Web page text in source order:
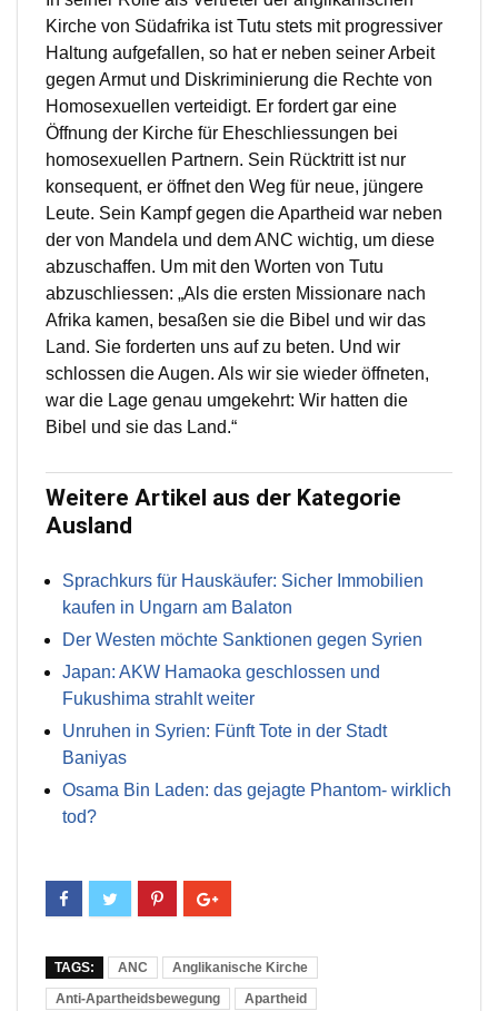
Kirche von Südafrika ist Tutu stets mit progressiver
Haltung aufgefallen, so hat er neben seiner Arbeit
gegen Armut und Diskriminierung die Rechte von
Homosexuellen verteidigt. Er fordert gar eine
Öffnung der Kirche für Eheschliessungen bei
homosexuellen Partnern. Sein Rücktritt ist nur
konsequent, er öffnet den Weg für neue, jüngere
Leute. Sein Kampf gegen die Apartheid war neben
der von Mandela und dem ANC wichtig, um diese
abzuschaffen. Um mit den Worten von Tutu
abzuschliessen: „Als die ersten Missionare nach
Afrika kamen, besaßen sie die Bibel und wir das
Land. Sie forderten uns auf zu beten. Und wir
schlossen die Augen. Als wir sie wieder öffneten,
war die Lage genau umgekehrt: Wir hatten die
Bibel und sie das Land.“
Weitere Artikel aus der Kategorie
Ausland
Sprachkurs für Hauskäufer: Sicher Immobilien
kaufen in Ungarn am Balaton
Der Westen möchte Sanktionen gegen Syrien
Japan: AKW Hamaoka geschlossen und
Fukushima strahlt weiter
Unruhen in Syrien: Fünft Tote in der Stadt
Baniyas
Osama Bin Laden: das gejagte Phantom- wirklich
tod?
TAGS: ANC
Anglikanische Kirche
Anti-Apartheidsbewegung
Apartheid